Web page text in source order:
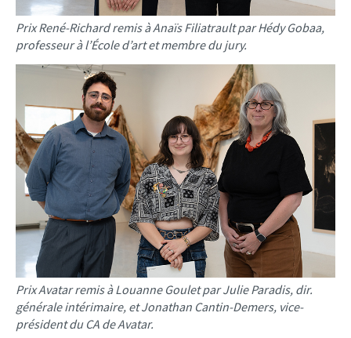
Prix René-Richard remis à Anaïs Filiatrault par Hédy Gobaa,
professeur à l’École d’art et membre du jury.
Prix Avatar remis à Louanne Goulet par Julie Paradis, dir.
générale intérimaire, et Jonathan Cantin-Demers, vice-
président du CA de Avatar.